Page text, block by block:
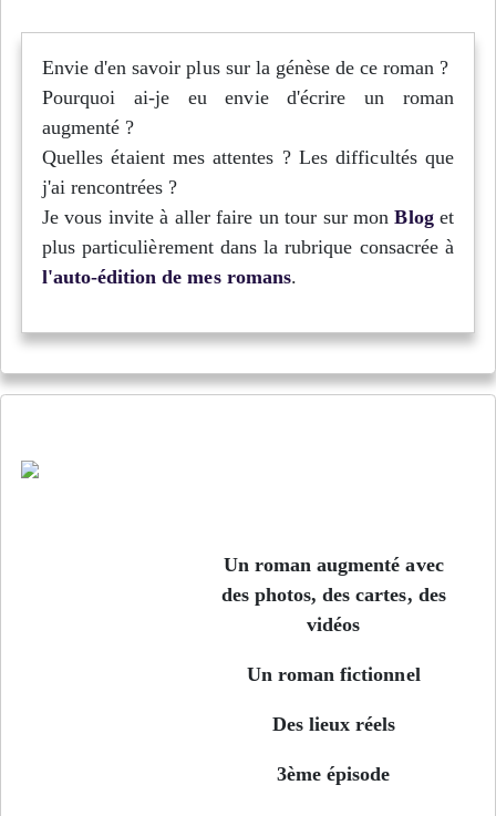
Envie d'en savoir plus sur la génèse de ce roman ?
Pourquoi ai-je eu envie d'écrire un roman
augmenté ?
Quelles étaient mes attentes ? Les difficultés que
j'ai rencontrées ?
Je vous invite à aller faire un tour sur monBloget
plus particulièrement dans la rubrique consacrée à
l'auto-édition de mes romans.
Un roman augmenté avec
des photos, des cartes, des
vidéos
Un roman fictionnel
Des lieux réels
3ème épisode